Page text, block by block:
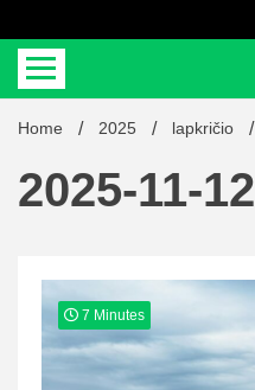
Home 2025 lapkričio
2025-11-12
7 Minutes